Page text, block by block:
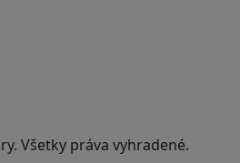
Všetky práva vyhradené.